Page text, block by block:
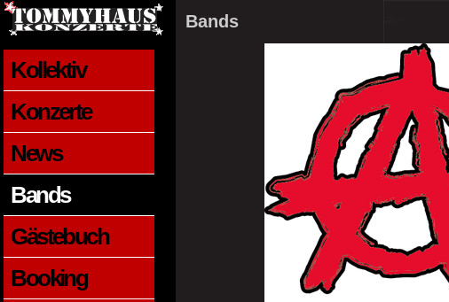
Kollektiv
Konzerte
News
Bands
Gästebuch
Booking
Bands